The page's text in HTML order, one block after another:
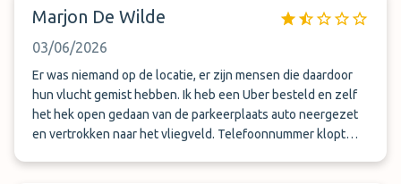
Marjon De Wilde
03/06/2026
Er was niemand op de locatie, er zijn mensen die daardoor
hun vlucht gemist hebben. Ik heb een Uber besteld en zelf
het hek open gedaan van de parkeerplaats auto neergezet
en vertrokken naar het vliegveld. Telefoonnummer klopt